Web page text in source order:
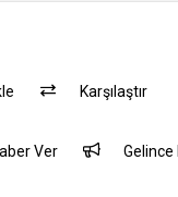
Karşılaştır
Ver Gelince